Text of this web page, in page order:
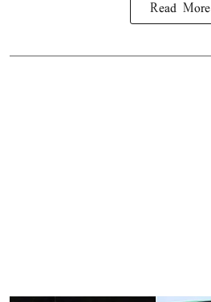
Read More